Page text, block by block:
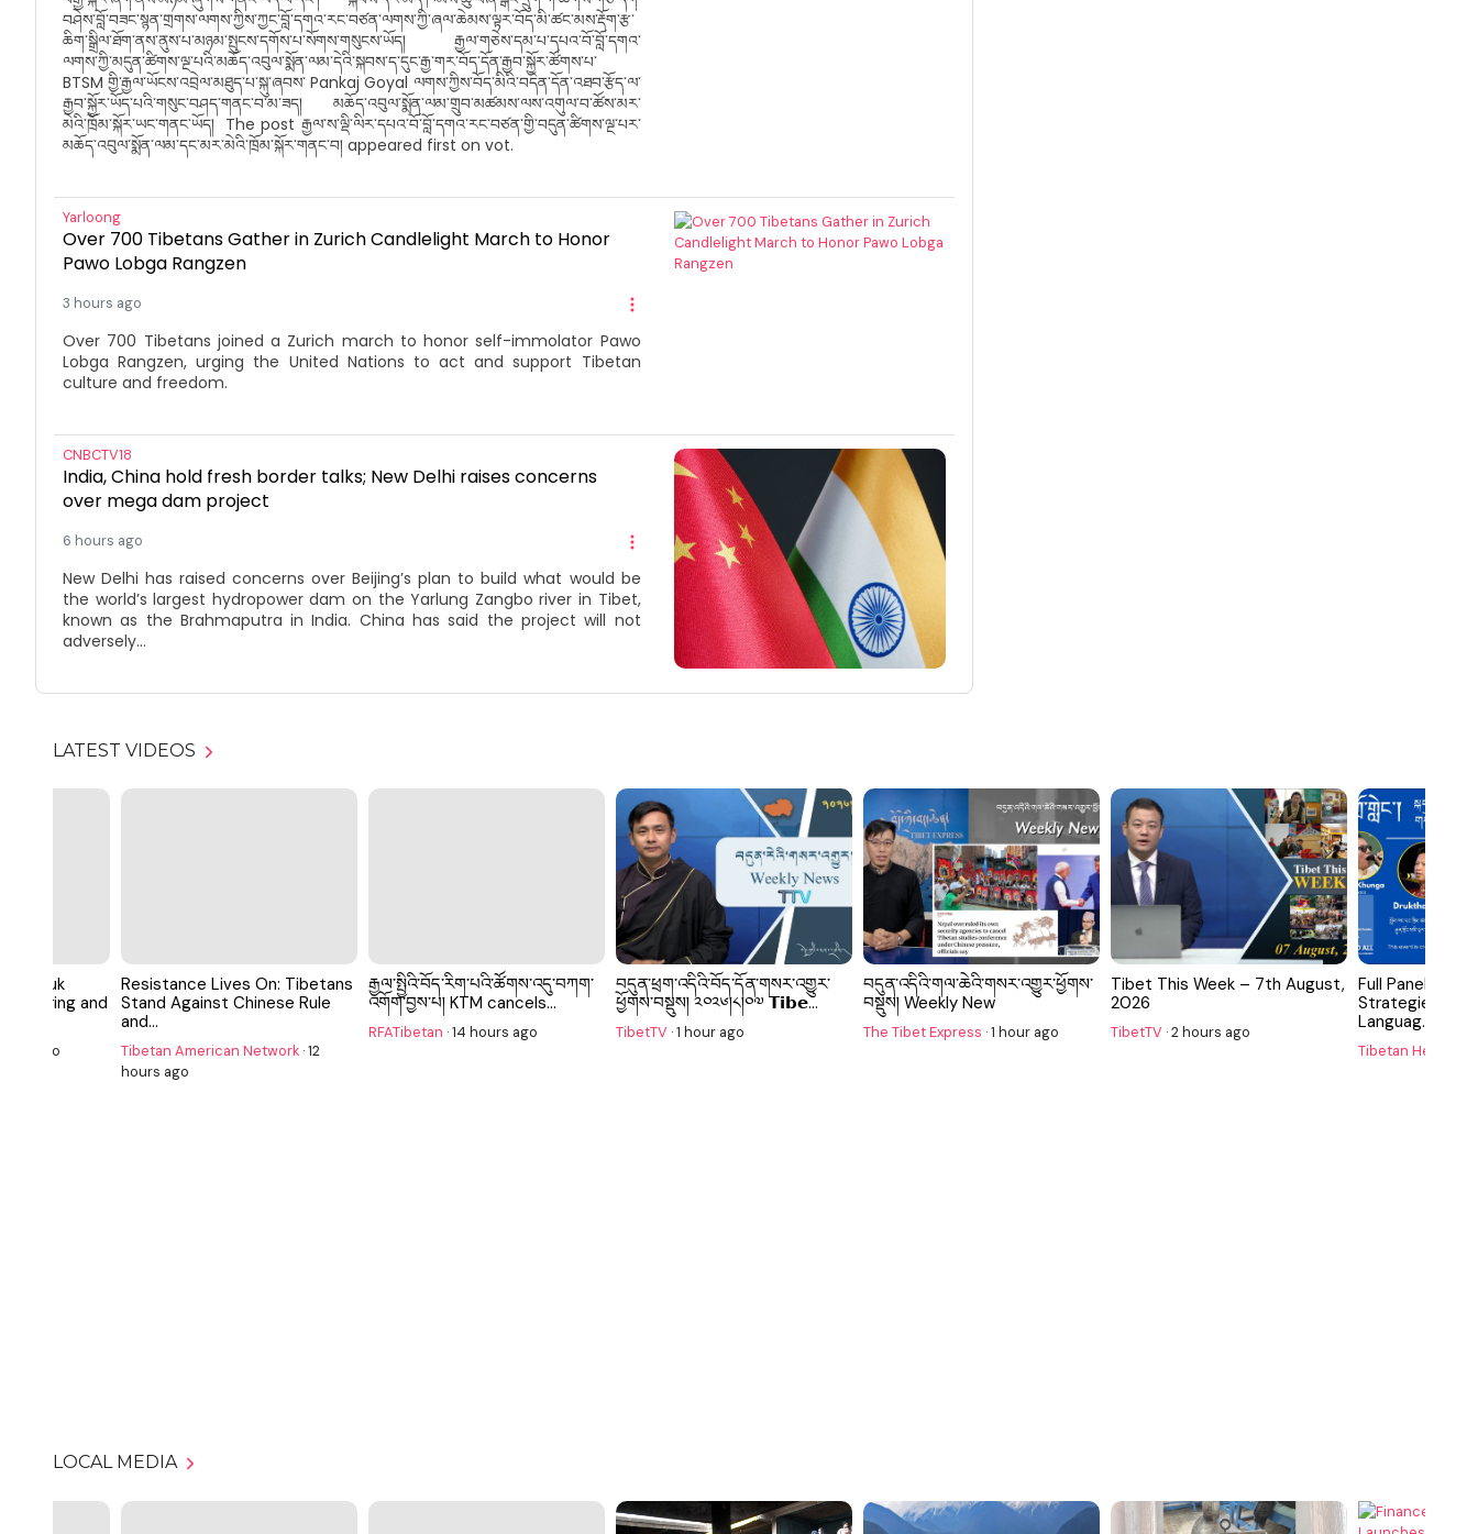
བཤེས་བློ་བཟང་སྙན་གྲགས་ལགས་ཀྱིས་ཀྱང་བློ་དགའ་རང་བཙན་ལགས་ཀྱི་ཞལ་ཆེམས་ལྟར་བོད་མི་ཚང་མས་རྡོག་རྩ་
ཆིག་སྒྲིལ་ཐོག་ནས་ནུས་པ་མཉམ་སྤུངས་དགོས་པ་སོགས་གསུངས་ཡོད། རྒྱལ་གཅེས་དམ་པ་དཔའ་བོ་བློ་དགའ་
ལགས་ཀྱི་མདུན་ཚིགས་ལྔ་པའི་མཆོད་འབུལ་སྨོན་ལམ་དེའི་སྐབས་ད་དུང་རྒྱ་གར་བོད་དོན་རྒྱབ་སྐྱོར་ཚོགས་པ་
BTSM གྱི་རྒྱལ་ཡོངས་འབྲེལ་མཐུད་པ་སྐུ་ཞབས་ Pankaj Goyal ལགས་ཀྱིས་བོད་མིའི་བདེན་དོན་འཐབ་རྩོད་ལ་
རྒྱབ་སྐྱོར་ཡོད་པའི་གསུང་བཤད་གནང་བ་མ་ཟད། མཆོད་འབུལ་སྨོན་ལམ་གྲུབ་མཚམས་ལས་འགུལ་བ་ཚོས་མར་
མེའི་ཁྲོམ་སྐོར་ཡང་གནང་ཡོད། The post རྒྱལ་ས་ལྡི་ལིར་དཔའ་བོ་བློ་དགའ་རང་བཙན་གྱི་བདུན་ཚིགས་ལྔ་པར་
མཆོད་འབུལ་སྨོན་ལམ་དང་མར་མེའི་ཁྲོམ་སྐོར་གནང་བ། appeared first on vot.
Yarloong
Over 700 Tibetans Gather in Zurich Candlelight March to Honor
Pawo Lobga Rangzen
3 hours ago
Over 700 Tibetans joined a Zurich march to honor self-immolator Pawo
Lobga Rangzen, urging the United Nations to act and support Tibetan
culture and freedom.
CNBCTV18
India, China hold fresh border talks; New Delhi raises concerns
over mega dam project
6 hours ago
New Delhi has raised concerns over Beijing’s plan to build what would be
the world’s largest hydropower dam on the Yarlung Zangbo river in Tibet,
known as the Brahmaputra in India. China has said the project will not
adversely...
LATEST VIDEOS
offering and
ago
Resistance Lives On: Tibetans
Stand Against Chinese Rule
and...
Tibetan American Network ·12
hours ago
རྒྱལ་སྤྱིའི་བོད་རིག་པའི་ཚོགས་འདུ་བཀག་
འགོག་བྱས་པ། KTM cancels...
RFATibetan ·14 hours ago
བདུན་ཕྲག་འདིའི་བོད་དོན་གསར་འགྱུར་
ཕྱོགས་བསྡུས། ༢༠༢༦།༨།༠༧ 𝗧𝗶𝗯𝗲...
TibetTV ·1 hour ago
བདུན་འདིའི་གལ་ཆེའི་གསར་འགྱུར་ཕྱོགས་
བསྡུས། Weekly New
The Tibet Express ·1 hour ago
Tibet This Week – 7th August,
2026
TibetTV ·2 hours ago
Full Panel 02:
Strategies for
Languag...
Tibetan Heritage
LOCAL MEDIA